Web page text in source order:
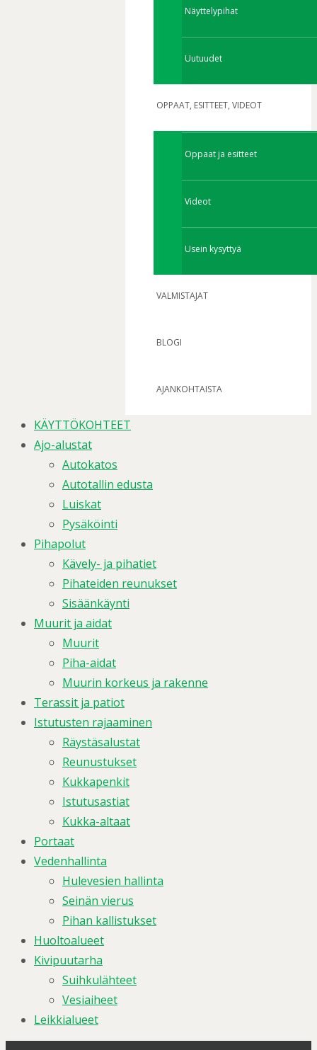
Näyttelypihat
Uutuudet
OPPAAT, ESITTEET, VIDEOT
Oppaat ja esitteet
Videot
Usein kysyttyä
VALMISTAJAT
BLOGI
AJANKOHTAISTA
KÄYTTÖKOHTEET
Ajo-alustat
Autokatos
Autotallin edusta
Luiskat
Pysäköinti
Pihapolut
Kävely- ja pihatiet
Pihateiden reunukset
Sisäänkäynti
Muurit ja aidat
Muurit
Piha-aidat
Muurin korkeus ja rakenne
Terassit ja patiot
Istutusten rajaaminen
Räystäsalustat
Reunustukset
Kukkapenkit
Istutusastiat
Kukka-altaat
Portaat
Vedenhallinta
Hulevesien hallinta
Seinän vierus
Pihan kallistukset
Huoltoalueet
Kivipuutarha
Suihkulähteet
Vesiaiheet
Leikkialueet